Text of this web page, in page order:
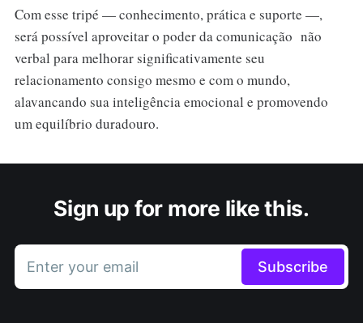
Com esse tripé — conhecimento, prática e suporte —,
será possível aproveitar o poder da comunicação não
verbal para melhorar significativamente seu
relacionamento consigo mesmo e com o mundo,
alavancando sua inteligência emocional e promovendo
um equilíbrio duradouro.
Sign up for more like this.
Enter your email Subscribe